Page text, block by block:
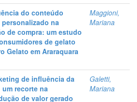
do conteúdo
na
de compra: um estudo
de gelato
Gelato em Araraquara
Maggioni,
Mariana
de influência da
um recorte na
de valor gerado
Galetti,
Mariana